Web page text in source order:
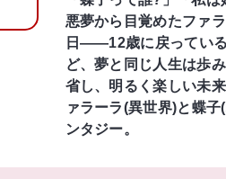
悪夢から目覚めたファ
日――12歳に戻ってい
ど、夢と同じ人生は歩
省し、明るく楽しい未
ァラーラ(異世界)と蝶
ンタジー。